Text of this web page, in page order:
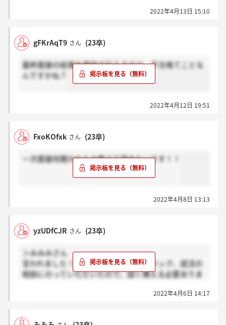
2022年4月13日 15:10
gFKrAqT9 さん (23卒)
最終面接の結果を面談で伝えるのは、不合格てことな
んですかね？
2022年4月12日 19:51
FxoKOfxk さん (23卒)
一次面接何聞かれたか教えて頂きたいです！！
2022年4月8日 13:13
yzUDfCJR さん (23卒)
＞みみみさん
言われました！結果と面接のフィードバック、就活の
相談にのっていただいたので、固く構える必要ありま
2022年4月6日 14:17